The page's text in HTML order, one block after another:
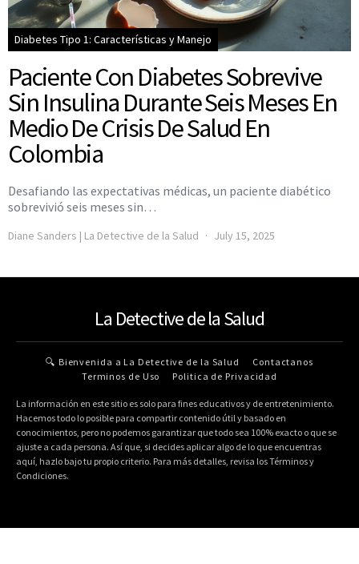
Diabetes Tipo 1: Características y Manejo
Paciente Con Diabetes Sobrevive
Sin Insulina Durante Seis Meses En
Medio De Crisis De Salud En
Colombia
Desafiando las expectativas médicas, un paciente diabético
sobrevivió seis meses sin…
Diane Sanders | La Detective de la Salud July 15, 2025
La Detective de la Salud
🔍 Bienvenida a La Detective de la Salud
Contactanos
Terminos de Uso
Politica de Privacidad
La información en este sitio es solo para fines educativos y de entretenimiento.
Hacemos todo lo posible para compartir contenido útil y basado en
conocimientos, pero no podemos garantizar que todo sea 100% exacto o que se
ajuste a cada persona. Así que, si decides aplicar algo de lo que encuentras
aquí, hazlo bajo tu propio criterio. Para más detalles, revisa los Términos y
Condiciones.